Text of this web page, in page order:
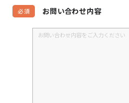
お問い合わせ内容
必須